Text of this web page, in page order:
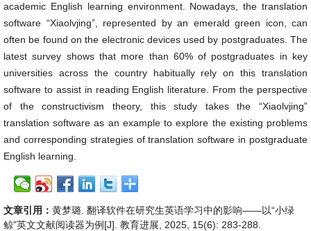
academic English learning environment. Nowadays, the translation
software “Xiaolvjing”, represented by an emerald green icon, can
often be found on the electronic devices used by postgraduates. The
latest survey shows that more than 60% of postgraduates in key
universities across the country habitually rely on this translation
software to assist in reading English literature. From the perspective
of the constructivism theory, this study takes the “Xiaolvjing”
translation software as an example to explore the existing problems
and corresponding strategies of translation software in postgraduate
English learning.
文章引用： 黄梦璐. 翻译软件在研究生英语学习中的影响——以“小绿
鲸”英文文献阅读器为例[J]. 教育进展, 2025, 15(6): 283-288.